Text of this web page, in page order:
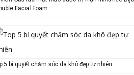
Facial Foam
5 bí quyết chăm sóc da khô đẹp tự nhiên